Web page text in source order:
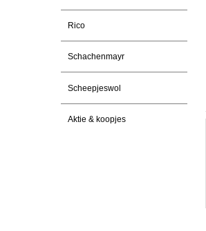
Rico
Schachenmayr
Scheepjeswol
Aktie & koopjes